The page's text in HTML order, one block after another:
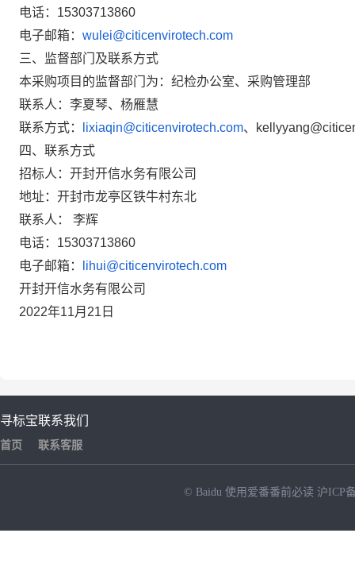
电话： 15303713860
电子邮箱： wulei@citicenvirotech.com
三、监督部门 及联系方式
本采购项目的监督部门 为 ： 纪检办公室、采购管理部
联系人： 李夏琴、杨雁慧
联系方式：
lixiaqin@citicenvirotech.com、
四、联系方式
招标人：开封开信水务有限公司
地址：开封市龙亭区铁牛村东北
联系人：
李辉
电话： 15303713860
电子邮箱：
lihui@citicenvirotech.com
开封开信水务有限公司
2022年11月21 日
寻标宝
首页
联系我们
联系客服
© Baidu 使用爱番番前必读 沪ICP